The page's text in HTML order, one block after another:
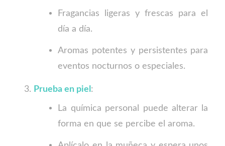
Fragancias ligeras y frescas para el
día a día.
Aromas potentes y persistentes para
eventos nocturnos o especiales.
Prueba en piel :
La química personal puede alterar la
forma en que se percibe el aroma.